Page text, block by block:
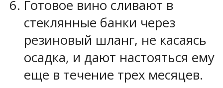
Готовое вино сливают в
стеклянные банки через
резиновый шланг, не касаясь
осадка, и дают настояться ему
еще в течение трех месяцев.